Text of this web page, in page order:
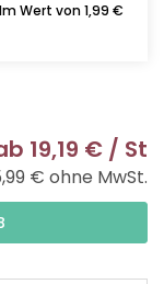
Wert von 1,99 €
19,19 € / St
€ ohne MwSt.